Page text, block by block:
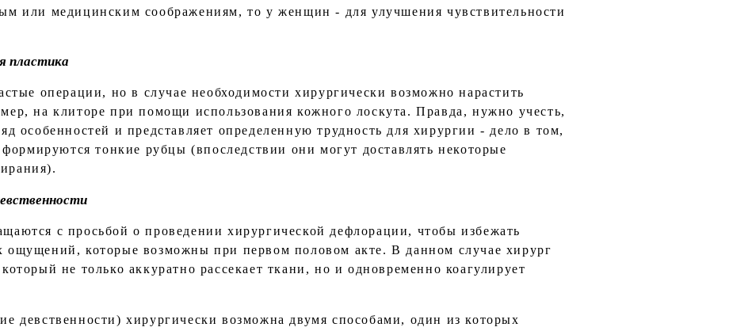
или медицинским соображениям, то у женщин - для улучшения чувствительности
пластика
операции, но в случае необходимости хирургически возможно нарастить
на клиторе при помощи использования кожного лоскута. Правда, нужно учесть,
особенностей и представляет определенную трудность для хирургии - дело в том,
формируются тонкие рубцы (впоследствии они могут доставлять некоторые
с просьбой о проведении хирургической дефлорации, чтобы избежать
ощущений, которые возможны при первом половом акте. В данном случае хирург
не только аккуратно рассекает ткани, но и одновременно коагулирует
девственности) хирургически возможна двумя способами, один из которых